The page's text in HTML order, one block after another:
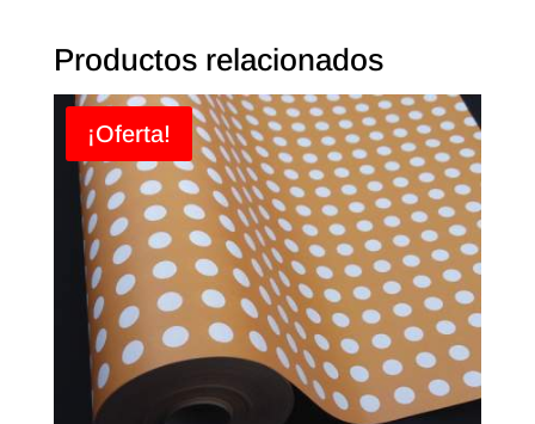
Productos relacionados
¡Oferta!